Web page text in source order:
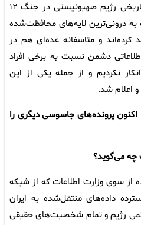
گفت: راز این القا در شکست تاریخی رژیم صهیونیستی در جنگ ۱۲
به درونی‌ترین لایه‌های محافظت‌شده
کرده‌اند و متاسفانه عده‌ای هم در
دشمن نسبت به برخی افراد
نکردیم و از جمله یکی از این
اعلام شد.
اکنون پرونده‌های جاسوسی‌ دیگری را
چه می‌گوید؟
از سوی وزارت اطلاعات که از شبکه
داده‌های منتقل‌شده به ایران
رژیم و تمام شخصیت‌های حقیقی